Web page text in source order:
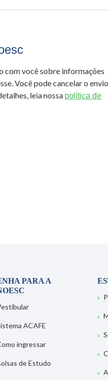
com você sobre informações
Você pode cancelar o
leia nossa política de
PARA A
ACAFE
ingressar
de Estudo